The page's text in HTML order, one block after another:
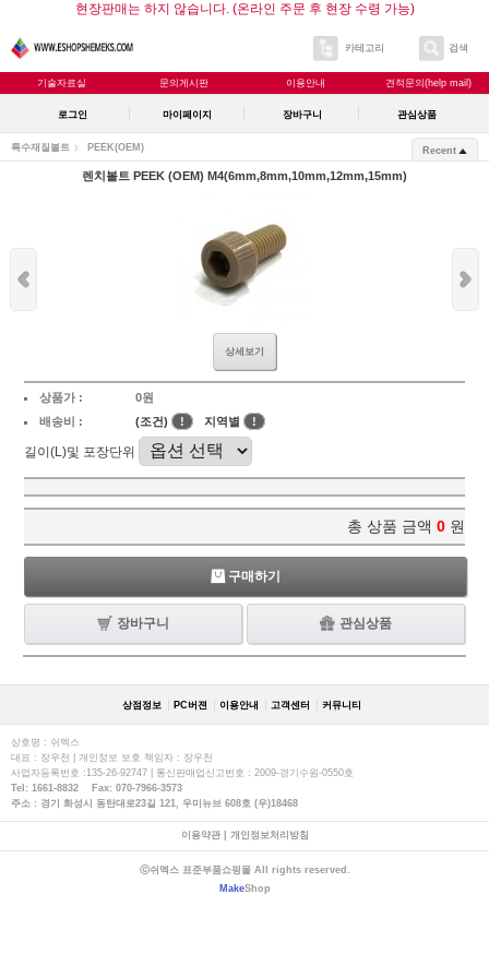
현장판매는 하지 않습니다. (온라인 주문 후 현장 수령 가능)
카테고리 검색
기술자료실 문의게시판 이용안내 견적문의(help mail)
로그인 마이페이지 장바구니 관심상품
특수재질볼트 PEEK(OEM) Recent
렌치볼트 PEEK (OEM) M4(6mm,8mm,10mm,12mm,15mm)
상세보기
상품가 :
0원
배송비 :
(조건) ! 지역별 !
길이(L)및 포장단위
총 상품 금액 0 원
구매하기
장바구니 관심상품
상점정보 PC버젼 이용안내 고객센터 커뮤니티
상호명 : 쉬멕스
대표 : 장우천 | 개인정보 보호 책임자 : 장우천
사업자등록번호 :135-26-92747 | 통신판매업신고번호 : 2009-경기수원-0550호
Tel: 1661-8832 Fax: 070-7966-3573
주소 : 경기 화성시 동탄대로23길 121, 우미뉴브 608호 (우)18468
이용약관| 개인정보처리방침
ⓒ쉬멕스 표준부품쇼핑몰 All rights reserved.
MakeShop